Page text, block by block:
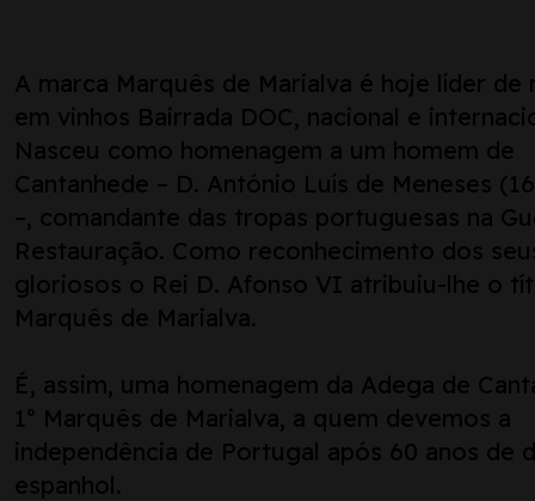
A marca Marquês de Marialva é hoje líder de
em vinhos Bairrada DOC, nacional e
Nasceu como homenagem a um homem de
Cantanhede – D. António Luís de Meneses
–, comandante das tropas portuguesas na
Restauração. Como reconhecimento dos
gloriosos o Rei D. Afonso VI atribuiu-lhe o
Marquês de Marialva.
É, assim, uma homenagem da Adega de
1º Marquês de Marialva, a quem devemos a
independência de Portugal após 60 anos de
espanhol.